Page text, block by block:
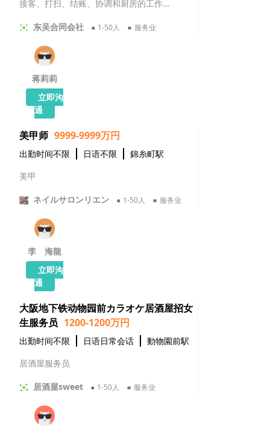
接客、打扫、结账、协调和厨房的工作安排
东吴合同会社 1-50人 服务业
蒋莉莉
立即沟
通
美甲师 9999-9999万円
出勤时间不限 日语不限
錦糸町駅
美甲
ネイルサロンリエン 1-50人 服务业
李 海龍
立即沟
通
大阪地下铁动物园前カラオケ居酒屋招女
生服务员 1200-1200万円
出勤时间不限 日语日常会话
動物園前駅
居酒屋服务员
居酒屋sweet 1-50人 服务业